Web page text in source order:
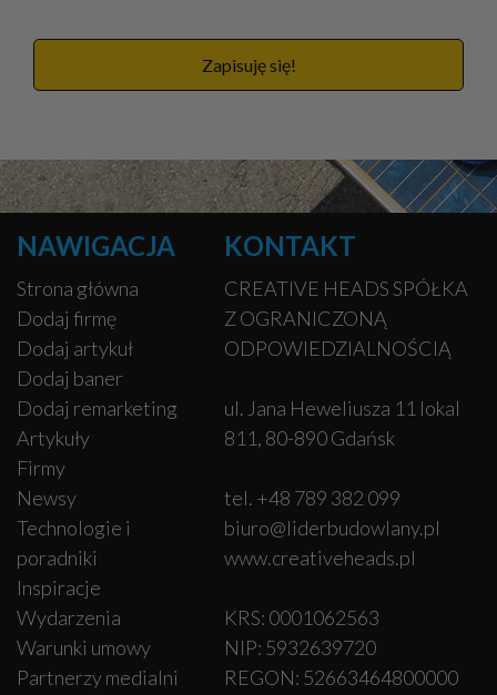
Zapisuję się!
NAWIGACJA
Strona główna
Dodaj firmę
Dodaj artykuł
Dodaj baner
Dodaj remarketing
Artykuły
Firmy
Newsy
Technologie i
poradniki
Inspiracje
Wydarzenia
Warunki umowy
Partnerzy medialni
KONTAKT
CREATIVE HEADS SPÓŁKA
Z OGRANICZONĄ
ODPOWIEDZIALNOŚCIĄ
ul. Jana Heweliusza 11 lokal
811, 80-890 Gdańsk
tel. +48 789 382 099
biuro@liderbudowlany.pl
www.creativeheads.pl
KRS: 0001062563
NIP: 5932639720
REGON: 52663464800000